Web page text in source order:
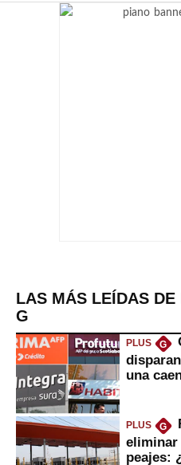
LAS MÁS LEÍDAS DE
G
PLUS G
una
PLUS G
eliminar
peajes: